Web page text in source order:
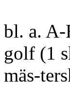
bl. a. A-
golf (1
mäs-